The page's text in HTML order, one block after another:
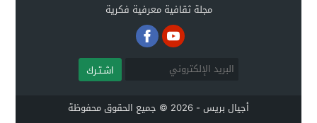
مجلة ثقافية معرفية فكرية
اشـتـرك
أجيال بريس - 2026 © جميع الحقوق محفوظة